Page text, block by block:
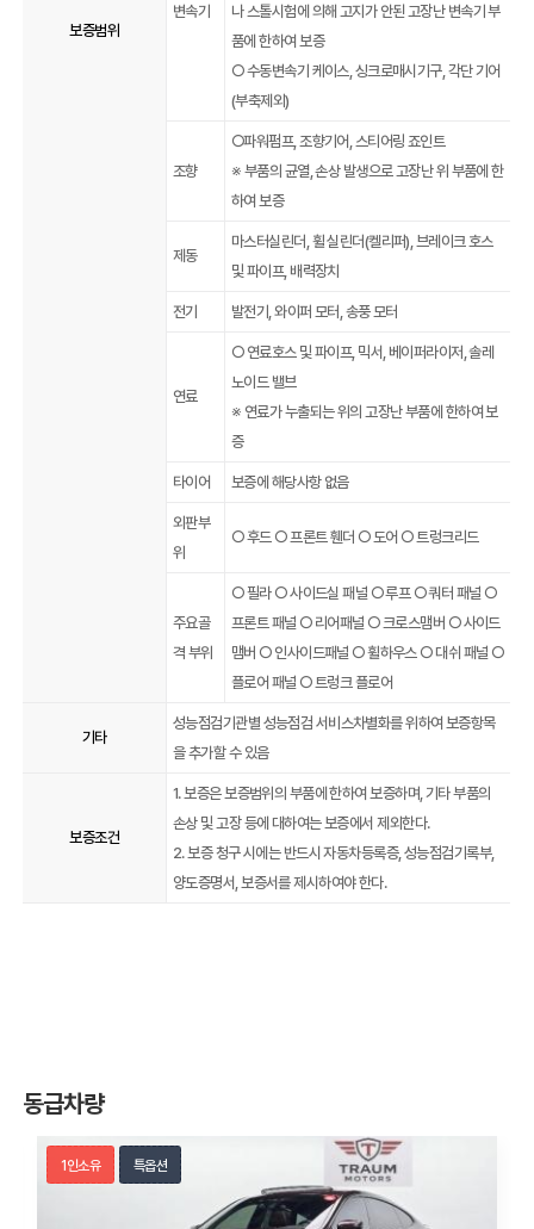
보증범위
변속기
나 스톨시험에 의해 고지가 안된 고장난 변속기 부
품에 한하여 보증
○ 수동변속기 케이스, 싱크로매시기구, 각단 기어
(부축제외)
조향
○파워펌프, 조향기어, 스티어링 죠인트
※ 부품의 균열, 손상 발생으로 고장난 위 부품에 한
하여 보증
제동
마스터실린더, 휠 실린더(켈리퍼), 브레이크 호스
및 파이프, 배력장치
전기 발전기, 와이퍼 모터, 송풍 모터
연료
○ 연료호스 및 파이프, 믹서, 베이퍼라이저, 솔레
노이드 밸브
※ 연료가 누출되는 위의 고장난 부품에 한하여 보
증
타이어 보증에 해당사항 없음
외판부
위
○ 후드 ○ 프론트 휀더 ○ 도어 ○ 트렁크리드
주요골
격 부위
○ 필라 ○ 사이드실 패널 ○ 루프 ○ 쿼터 패널 ○
프론트 패널 ○ 리어패널 ○ 크로스맴버 ○ 사이드
맴버 ○ 인사이드패널 ○ 휠하우스 ○ 대쉬 패널 ○
플로어 패널 ○ 트렁크 플로어
기타
성능점검기관별 성능점검 서비스차별화를 위하여 보증항목
을 추가할 수 있음
보증조건
1. 보증은 보증범위의 부품에 한하여 보증하며, 기타 부품의
손상 및 고장 등에 대하여는 보증에서 제외한다.
2. 보증 청구 시에는 반드시 자동차등록증, 성능점검기록부,
양도증명서, 보증서를 제시하여야 한다.
동급차량
1인소유 특옵션